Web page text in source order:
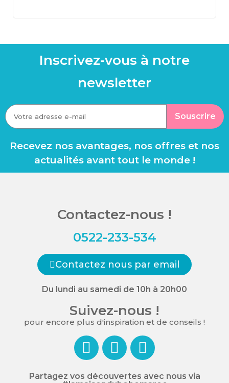
Inscrivez-vous à notre
newsletter
Souscrire
Recevez nos avantages, nos offres et nos
actualités avant tout le monde !
Contactez-nous !
0522-233-534
Contactez nous par email
Du lundi au samedi de 10h à 20h00
Suivez-nous !
pour encore plus d'inspiration et de conseils !
Partagez vos découvertes avec nous via